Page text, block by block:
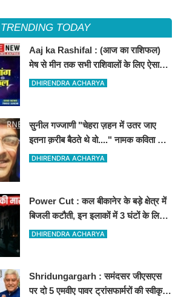
TRENDING TODAY
Aaj ka Rashifal : (आज का राशिफल)
मेष से मीन तक सभी राशिवालों के लिए ऐसा
रहेगा आज का दिन !
DHIRENDRA ACHARYA
सुनील गज्जाणी "चेहरा ज़हन में उतर जाए
इतना क़रीब बैठते थे वो...." नामक कविता के
लिए राज्य स्तर पर सम्मानित होंगे
DHIRENDRA ACHARYA
Power Cut : कल बीकानेर के बड़े क्षेत्र में
बिजली कटौती, इन इलाकों में 3 घंटों के लिए
बिजली रहेगी गुल
DHIRENDRA ACHARYA
Shridungargarh : समंदसर जीएसएस
पर दो 5 एमवीए पावर ट्रांसफार्मरों की स्वीकृति,